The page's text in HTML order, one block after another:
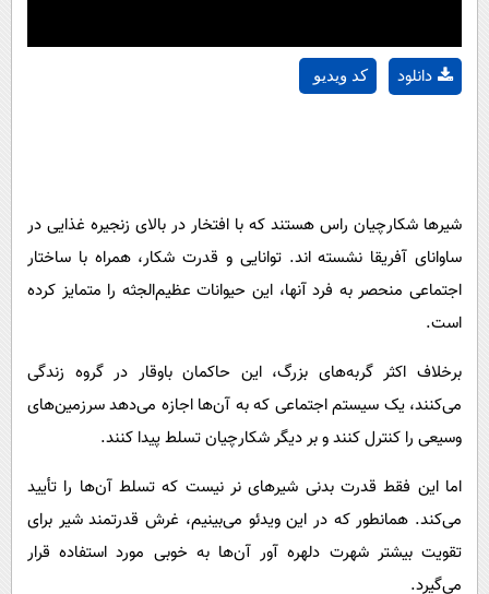
کد ویدیو دانلود
شیر‌ها شکارچیان راس هستند که با افتخار در بالای زنجیره غذایی در
ساوانای آفریقا نشسته اند. توانایی و قدرت شکار، همراه با ساختار
اجتماعی منحصر به فرد آنها، این حیوانات عظیم‌الجثه را متمایز کرده
است.
برخلاف اکثر گربه‌های بزرگ، این حاکمان باوقار در گروه زندگی
می‌کنند، یک سیستم اجتماعی که به آن‌ها اجازه می‌دهد سرزمین‌های
وسیعی را کنترل کنند و بر دیگر شکارچیان تسلط پیدا کنند.
اما این فقط قدرت بدنی شیر‌های نر نیست که تسلط آن‌ها را تأیید
می‌کند. همانطور که در این ویدئو می‌بینیم، غرش قدرتمند شیر برای
تقویت بیشتر شهرت دلهره آور آن‌ها به خوبی مورد استفاده قرار
می‌گیرد.